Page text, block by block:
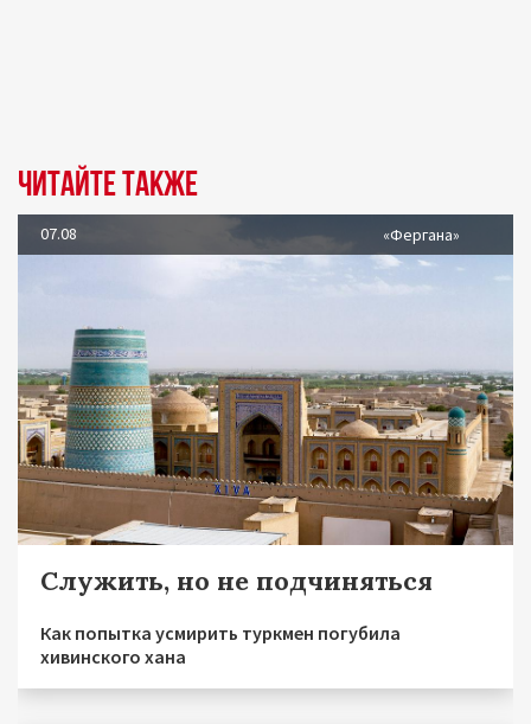
Читайте также
07.08 «Фергана»
Служить, но не подчиняться
Как попытка усмирить туркмен погубила
хивинского хана